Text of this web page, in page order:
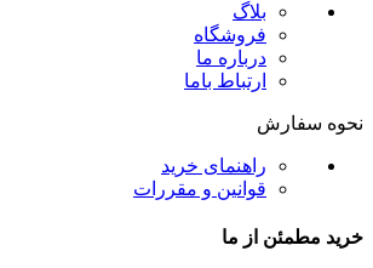
بلاگ
فروشگاه
درباره ما
ارتباط باما
نحوه سفارش
راهنمای خرید
قوانین و مقررات
خرید مطمئن از ما